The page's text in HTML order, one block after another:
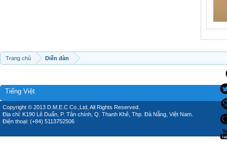
Trang chủ Diễn đàn
Tiếng Việt
Copyright © 2013 D.M.E.C Co.,Ltd, All Rights Reserved.
Địa chỉ: K190 Lê Duẩn, P. Tân chính, Q. Thanh Khê, Thp. Đà Nẵng, Việt Nam.
Điện thoại: (+84) 5113752506